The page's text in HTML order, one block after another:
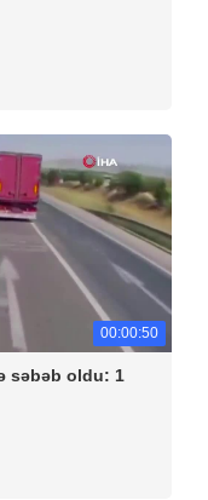
00:00:50
səbəb oldu: 1